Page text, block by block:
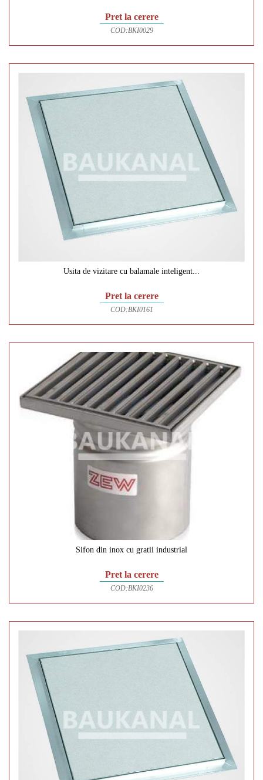
Pret la cerere
COD:BKI0029
Usita de vizitare cu balamale inteligent...
Pret la cerere
COD:BKI0161
Sifon din inox cu gratii industrial
Pret la cerere
COD:BKI0236